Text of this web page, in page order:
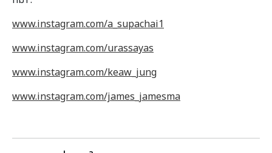
www.instagram.com/a_supachai1
www.instagram.com/urassayas
www.instagram.com/keaw_jung
www.instagram.com/james_jamesma